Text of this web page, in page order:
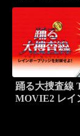
踊る大捜査線
MOVIE2 レイ